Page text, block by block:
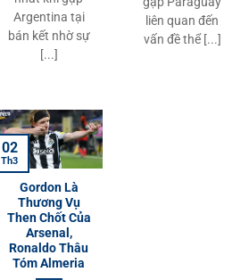
Argentina tại
bán kết nhờ sự
[...]
liên quan đến
vấn đề thể [...]
Gordon Là
Thương Vụ
Then Chốt Của
Arsenal,
Ronaldo Thâu
Tóm Almeria
02
Th3